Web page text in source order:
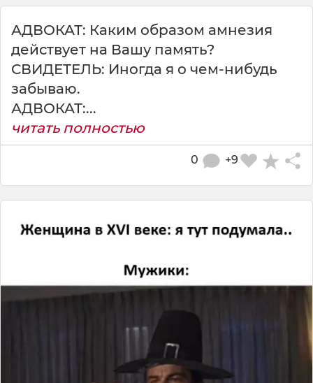
АДВОКАТ: Каким образом амнезия
действует на Вашу память?
СВИДЕТЕЛЬ: Иногда я о чем-нибудь
забываю.
АДВОКАТ:...
читать полностью
+9
0